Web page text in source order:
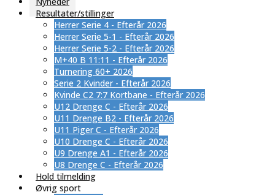
Resultater/stillinger
Herrer Serie 4 - Efterår 2026
Herrer Serie 5-1 - Efterår 2026
Herrer Serie 5-2 - Efterår 2026
M+40 B 11:11 - Efterår 2026
Turnering 60+ 2026
Serie 2 Kvinder - Efterår 2026
Kvinde C2 7:7 Kortbane - Efterår 2026
U12 Drenge C - Efterår 2026
U11 Drenge B2 - Efterår 2026
U11 Piger C - Efterår 2026
U10 Drenge C - Efterår 2026
U9 Drenge A1 - Efterår 2026
U8 Drenge C - Efterår 2026
Hold tilmelding
Øvrig sport